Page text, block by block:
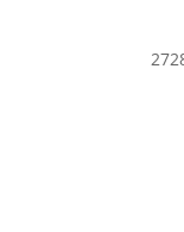
27